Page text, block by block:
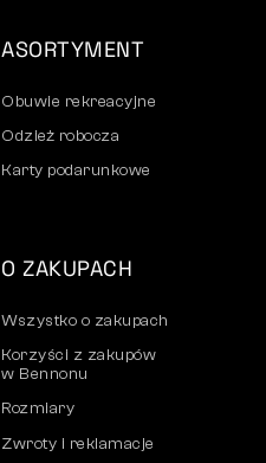
ASORTYMENT
Obuwie rekreacyjne
Odzież robocza
Karty podarunkowe
O ZAKUPACH
Wszystko o zakupach
Korzyści z zakupów
w Bennonu
Rozmiary
Zwroty i reklamacje